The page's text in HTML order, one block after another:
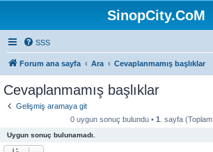
SinopCity.CoM
SSS
Forum ana sayfa Ara Cevaplanmamış başlıklar
Cevaplanmamış başlıklar
Gelişmiş aramaya git
0 uygun sonuç bulundu • 1 . sayfa (Toplam
Uygun sonuç bulunamadı.